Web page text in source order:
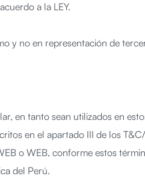
a la LEY.
y no en representación de
en tanto sean utilizados en
en el apartado III de los
o WEB, conforme estos
del Perú.